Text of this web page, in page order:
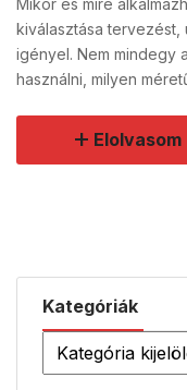
Kategóriák
kiválasztása tervezést,
igényel. Nem mindegy
használni, milyen
Elolvasom